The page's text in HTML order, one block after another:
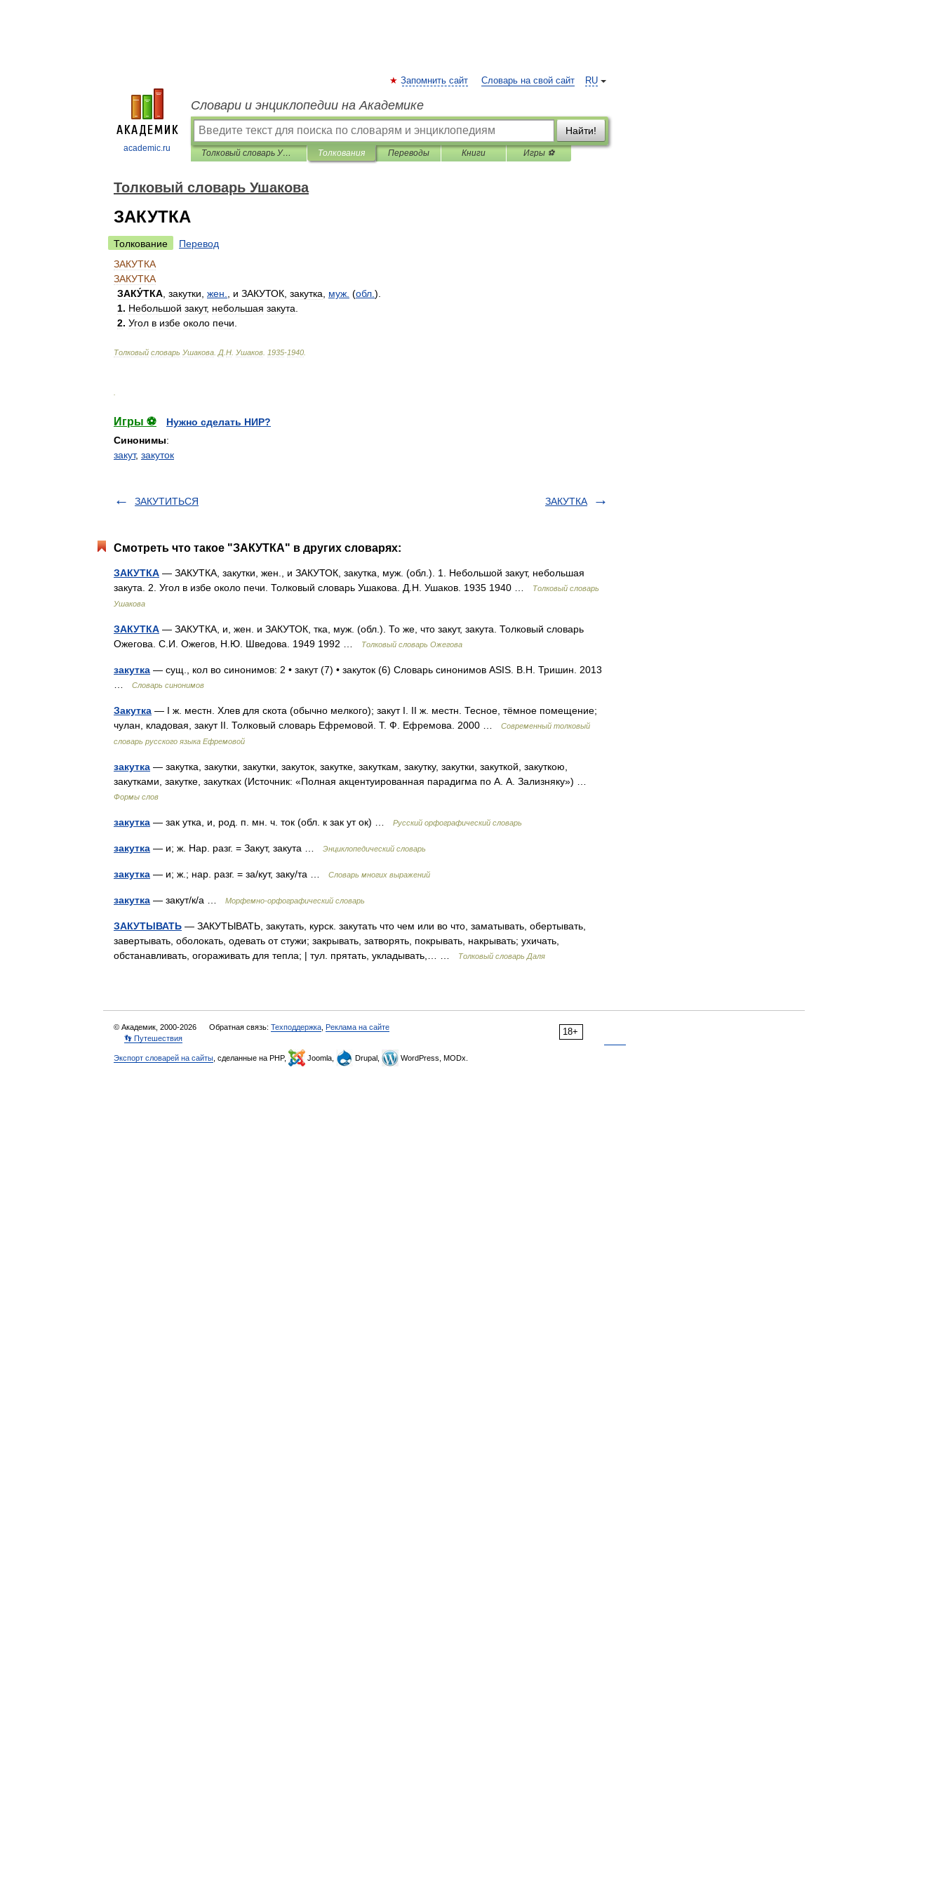
academic.ru
RU
Запомнить сайт Словарь на свой сайт
Словари и энциклопедии на Академике
Найти!
Толковый словарь Ушакова Толкования Переводы Книги Игры ⚽
Толковый словарь Ушакова
ЗАКУТКА
Толкование
Перевод
ЗАКУТКА
ЗАКУТКА
ЗАКУ́ТКА закутки жен и ЗАКУТОК закутка муж (обл ).
1. Небольшой закут, небольшая закута
2. Угол в избе около печи
Толковый словарь Ушакова Д Н Ушаков 1935-1940
Игры ⚽
Нужно сделать НИР?
Синонимы:
закут, закуток
ЗАКУТИТЬСЯ ЗАКУТКА
Смотреть что такое "ЗАКУТКА" в других словарях:
ЗАКУТКА — ЗАКУТКА, закутки, жен., и ЗАКУТОК, закутка, муж. (обл.). 1. Небольшой закут, небольшая
закута. 2. Угол в избе около печи. Толковый словарь Ушакова. Д.Н. Ушаков. 1935 1940 …
Толковый словарь
Ушакова
ЗАКУТКА — ЗАКУТКА, и, жен. и ЗАКУТОК, тка, муж. (обл.). То же, что закут, закута. Толковый словарь
Ожегова. С.И. Ожегов, Н.Ю. Шведова. 1949 1992 …
Толковый словарь Ожегова
закутка — сущ., кол во синонимов: 2 • закут (7) • закуток (6) Словарь синонимов ASIS. В.Н. Тришин. 2013
Словарь синонимов
Закутка — I ж. местн. Хлев для скота (обычно мелкого); закут I. II ж. местн. Тесное, тёмное помещение;
чулан, кладовая, закут II. Толковый словарь Ефремовой. Т. Ф. Ефремова. 2000 …
Современный толковый
словарь русского языка Ефремовой
закутка — закутка, закутки, закутки, закуток, закутке, закуткам, закутку, закутки, закуткой, закуткою,
закутками, закутке, закутках (Источник: «Полная акцентуированная парадигма по А. А. Зализняку») …
Формы слов
закутка — зак утка, и, род. п. мн. ч. ток (обл. к зак ут ок) … Русский орфографический словарь
закутка — и; ж. Нар. разг. = Закут, закута … Энциклопедический словарь
закутка — и; ж.; нар. разг. = за/кут, заку/та … Словарь многих выражений
закутка — закут/к/а … Морфемно-орфографический словарь
ЗАКУТЫВАТЬ — ЗАКУТЫВАТЬ, закутать, курск. закутать что чем или во что, заматывать, обертывать,
завертывать, оболокать, одевать от стужи; закрывать, затворять, покрывать, накрывать; ухичать,
обстанавливать, огораживать для тепла; | тул. прятать, укладывать,… …
Толковый словарь Даля
18+
© Академик, 2000-2026 Обратная связь: Техподдержка Реклама на сайте
👣 Путешествия
Экспорт словарей на сайты , сделанные на PHP, Joomla, Drupal, WordPress, MODx.